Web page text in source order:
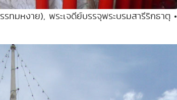
ทมหงาย), พระเจดีย์บรรจุพระบรมสารีริกธาตุ •